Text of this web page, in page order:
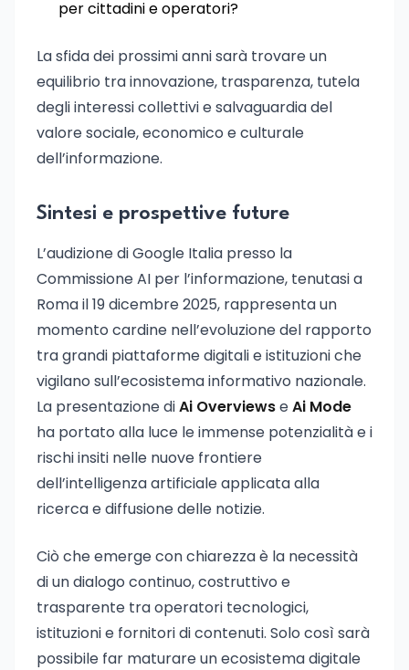
per cittadini e operatori?
La sfida dei prossimi anni sarà trovare un
equilibrio tra innovazione, trasparenza, tutela
degli interessi collettivi e salvaguardia del
valore sociale, economico e culturale
dell’informazione.
Sintesi e prospettive future
L’audizione di Google Italia presso la
Commissione AI per l’informazione, tenutasi a
Roma il 19 dicembre 2025, rappresenta un
momento cardine nell’evoluzione del rapporto
tra grandi piattaforme digitali e istituzioni che
vigilano sull’ecosistema informativo nazionale.
La presentazione diAi OverviewseAi Mode
ha portato alla luce le immense potenzialità e i
rischi insiti nelle nuove frontiere
dell’intelligenza artificiale applicata alla
ricerca e diffusione delle notizie.
Ciò che emerge con chiarezza è la necessità
di un dialogo continuo, costruttivo e
trasparente tra operatori tecnologici,
istituzioni e fornitori di contenuti. Solo così sarà
possibile far maturare un ecosistema digitale